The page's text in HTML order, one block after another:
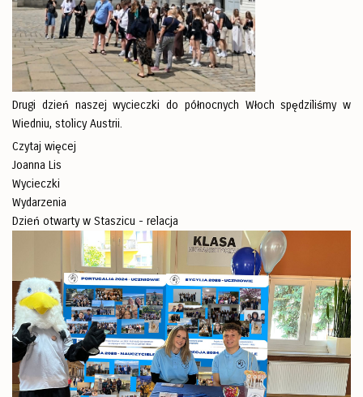
Drugi dzień naszej wycieczki do północnych Włoch spędziliśmy w
Wiedniu, stolicy Austrii.
Czytaj więcej
Joanna Lis
Wycieczki
Wydarzenia
Dzień otwarty w Staszicu - relacja